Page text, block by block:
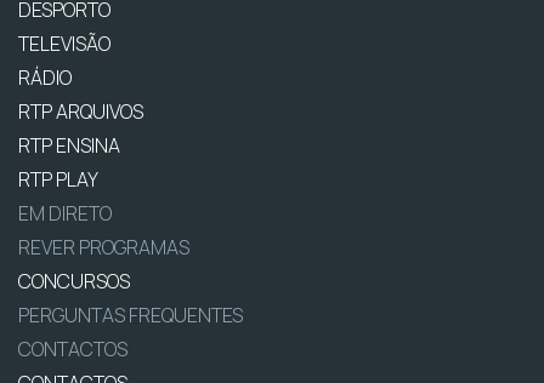
DESPORTO
TELEVISÃO
RÁDIO
RTP ARQUIVOS
RTP ENSINA
RTP PLAY
EM DIRETO
REVER PROGRAMAS
CONCURSOS
PERGUNTAS FREQUENTES
CONTACTOS